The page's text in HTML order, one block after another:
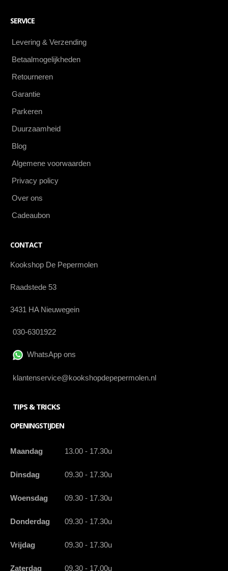
SERVICE
Levering & Verzending
Betaalmogelijkheden
Retourneren
Garantie
Parkeren
Duurzaamheid
Blog
Algemene voorwaarden
Privacy policy
Over ons
Cadeaubon
CONTACT
Kookshop De Pepermolen
Raadstede 53
3431 HA Nieuwegein
030-6301922
WhatsApp ons
klantenservice@kookshopdepepermolen.nl
TIPS & TRICKS
OPENINGSTIJDEN
Maandag 13.00 - 17.30u
Dinsdag 09.30 - 17.30u
Woensdag 09.30 - 17.30u
Donderdag 09.30 - 17.30u
Vrijdag 09.30 - 17.30u
Zaterdag 09.30 - 17.00u